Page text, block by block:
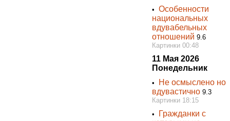
•Особенности
национальных
вдувабельных
отношений 9.6
Картинки 00:48
11 Мая 2026
Понедельник
•
Не осмыслено но
вдувастично 9.3
Картинки 18:15
•
Гражданки с